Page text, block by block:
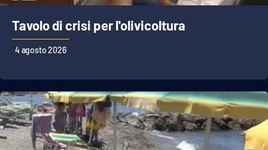
Tavolo di crisi per l'olivicoltura
4 agosto 2026